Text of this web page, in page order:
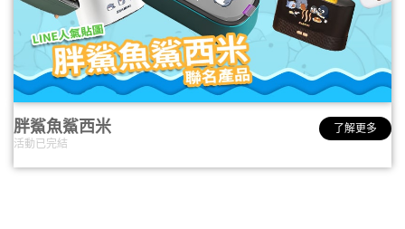
胖鯊魚鯊西米
活動已完結
了解更多